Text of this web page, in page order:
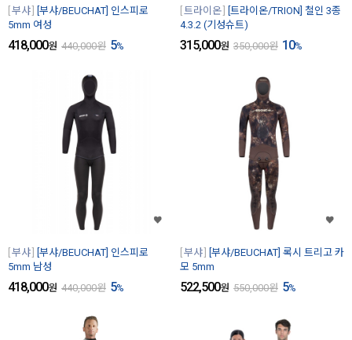
부샤
[부샤/BEUCHAT] 인스피로
5mm 여성
418,000원 440,000원 5%
트라이온
[트라이온/TRION] 철인 3종
4.3.2 (기성슈트)
315,000원 350,000원 10%
부샤
[부샤/BEUCHAT] 인스피로
5mm 남성
418,000원 440,000원 5%
부샤
[부샤/BEUCHAT] 록시 트리고 카
모 5mm
522,500원 550,000원 5%